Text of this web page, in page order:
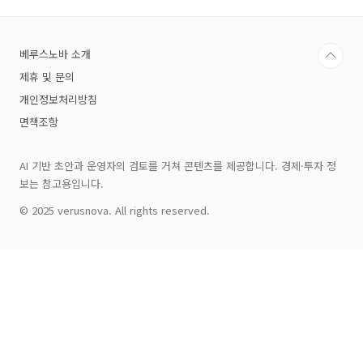
게까지 커졌나?이번 대란의 핵심 배경에는 AI 기
술 수요의 폭발적 증가가 자리 잡고 있습니다. 특
히 HBM(고대역폭 메모리)과 서버용 DDR5
DRAM의 대규모 생산 전환으로 인..
베루스노바 소개
제휴 및 문의
개인정보처리방침
면책조항
AI 기반 초안과 운영자의 검토를 거쳐 콘텐츠를 제공합니다. 경제·투자 정
보는 참고용입니다.
© 2025 verusnova. All rights reserved.